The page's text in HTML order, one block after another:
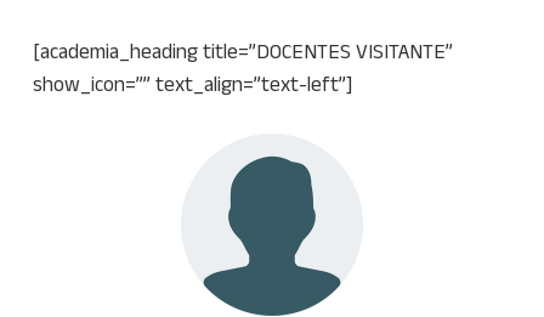
[academia_heading title=”DOCENTES VISITANTE”
show_icon=”” text_align=”text-left”]